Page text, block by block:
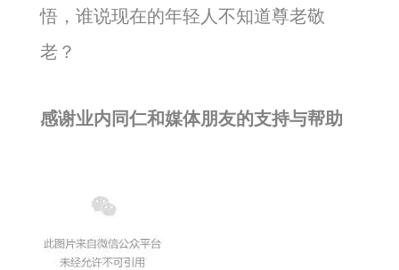
悟，谁说现在的年轻人不知道尊老敬
老？
感谢业内同仁和媒体朋友的支持与帮助